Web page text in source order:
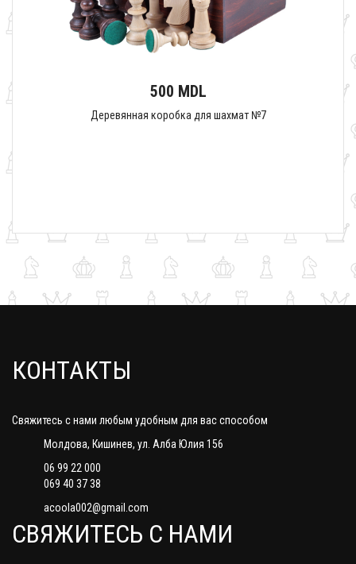
500 MDL
Деревянная коробка для шахмат №7
КОНТАКТЫ
Свяжитесь с нами любым удобным для вас способом
Молдова, Кишинев, ул. Алба Юлия 156
06 99 22 000
069 40 37 38
acoola002@gmail.com
СВЯЖИТЕСЬ С НАМИ